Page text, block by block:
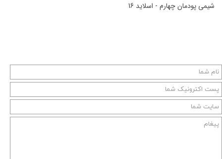
شیمی پودمان چهارم - اسلاید 16